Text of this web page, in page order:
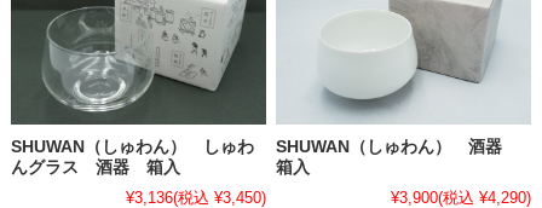
SHUWAN（しゅわん） しゅわ
んグラス 酒器 箱入
¥3,136(税込 ¥3,450)
SHUWAN（しゅわん） 酒器
箱入
¥3,900(税込 ¥4,290)